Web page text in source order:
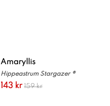
Amaryllis
Hippeastrum Stargazer ®
143 kr 159 kr